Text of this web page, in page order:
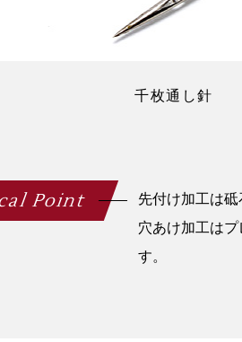
千枚通し針
Point
先付け加工は
穴あけ加工は
す。